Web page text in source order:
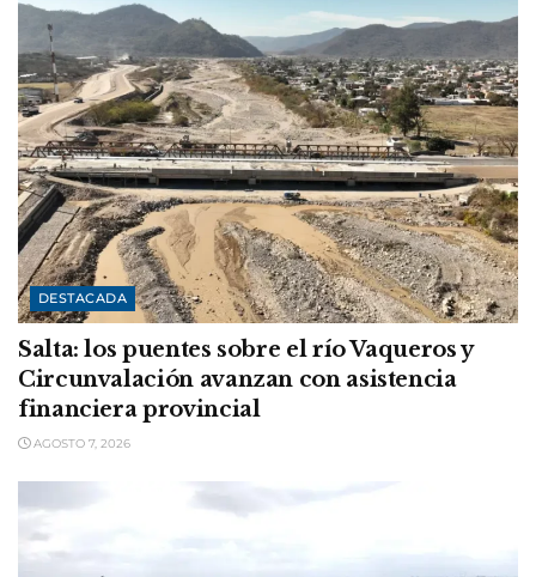
DESTACADA
Salta: los puentes sobre el río Vaqueros y
Circunvalación avanzan con asistencia
financiera provincial
AGOSTO 7, 2026